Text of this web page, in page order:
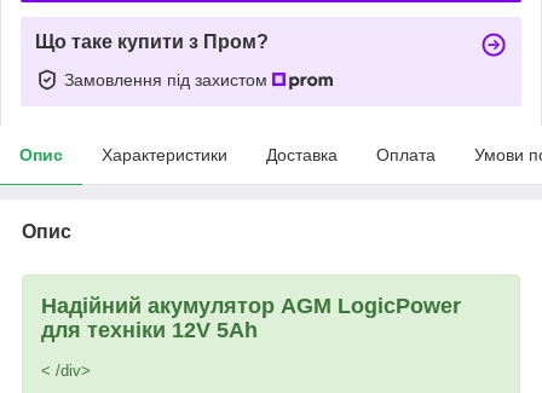
Що таке купити з Пром?
Замовлення під захистом
Опис Характеристики Доставка Оплата Умови
Опис
Надійний акумулятор AGM LogicPower
для техніки 12V 5Ah
< /div>